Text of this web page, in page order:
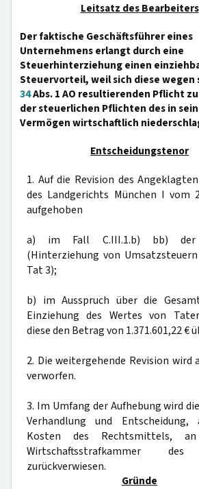
Leitsatz des Bearbeiters
Der faktische Geschäftsführer eines
Unternehmens erlangt durch eine
Steuerhinterziehung einen
Steuervorteil, weil sich diese wegen
34Abs. 1 AO resultierenden Pflicht
der steuerlichen Pflichten des in
Vermögen wirtschaftlich
Entscheidungstenor
1. Auf die Revision des
des Landgerichts München I vom
aufgehoben
a) im Fall C.III.1.b) bb) der
(Hinterziehung von
Tat 3);
b) im Ausspruch über die
Einziehung des Wertes von
diese den Betrag von 1.371.601,22 €
2. Die weitergehende Revision wird
verworfen.
3. Im Umfang der Aufhebung wird
Verhandlung und
Kosten des Rechtsmittels,
Wirtschaftsstrafkammer des
zurückverwiesen.
Gründe